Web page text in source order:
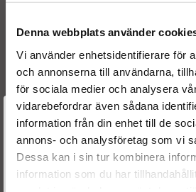
Denna webbplats använder
Vi använder enhetsidentifierare för
och annonserna till användarna,
för sociala medier och analysera
vidarebefordrar även sådana
information från din enhet till de
annons- och analysföretag som vi
Dessa kan i sin tur kombinera
information som du har
din befintliga motor.
Motorvolym:3.0
Motorkod:OM642.854,
År:2011 - 2018
För att förbättra din upplevelse på